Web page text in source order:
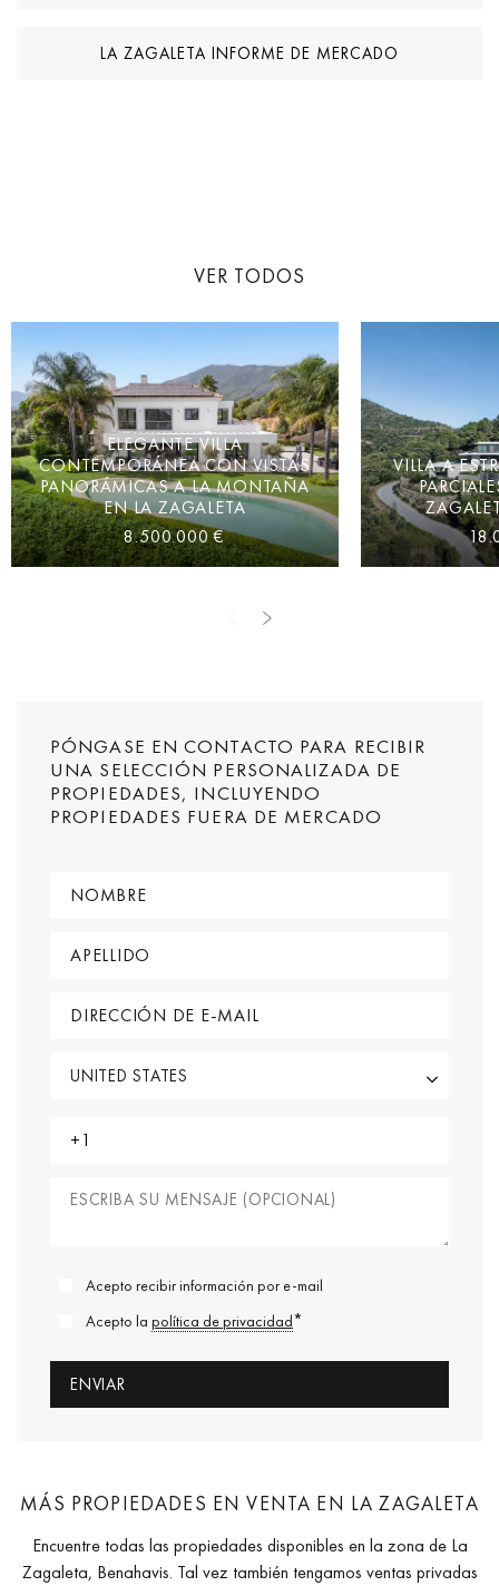
LA ZAGALETA INFORME DE MERCADO
VER TODOS
ELEGANTE VILLA
CONTEMPORÁNEA CON VISTAS
PANORÁMICAS A LA MONTAÑA
EN LA ZAGALETA
8.500.000 €
VILLA A
PÓNGASE EN CONTACTO PARA RECIBIR
UNA SELECCIÓN PERSONALIZADA DE
PROPIEDADES, INCLUYENDO
PROPIEDADES FUERA DE MERCADO
Acepto recibir información por e-mail
Acepto la política de privacidad*
MÁS PROPIEDADES EN VENTA EN LA ZAGALETA
Encuentre todas las propiedades disponibles en la zona de La
Zagaleta, Benahavis. Tal vez también tengamos ventas privadas